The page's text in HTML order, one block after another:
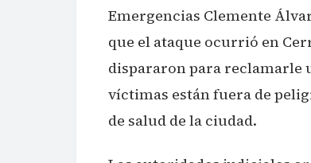
Emergencias Clemente
que el ataque ocurrió en
dispararon para reclamarle
víctimas están fuera de
de salud de la ciudad.